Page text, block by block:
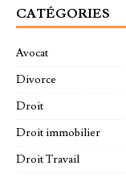
CATÉGORIES
Avocat
Divorce
Droit
Droit immobilier
Droit Travail